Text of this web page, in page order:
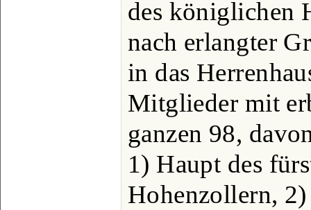
des königlichen
nach erlangter
in das
Mitglieder mit
ganzen 98,
1) Haupt des
Hohenzollern,